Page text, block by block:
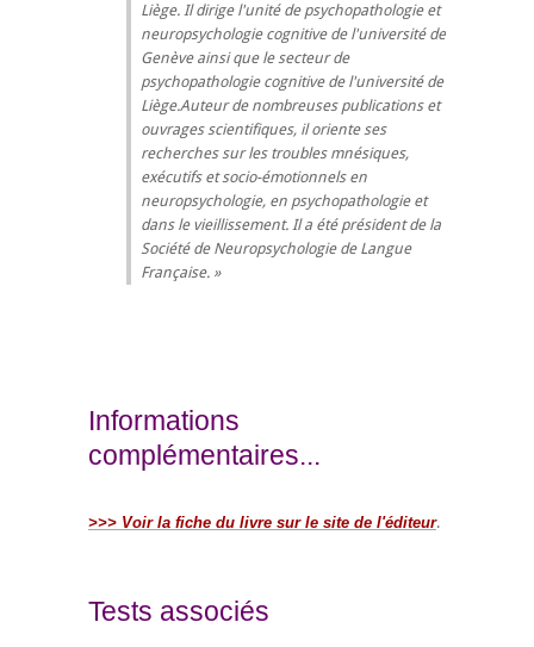
Liège. Il dirige l'unité de psychopathologie et
neuropsychologie cognitive de l'université de
Genève ainsi que le secteur de
psychopathologie cognitive de l'université de
Liège.Auteur de nombreuses publications et
ouvrages scientifiques, il oriente ses
recherches sur les troubles mnésiques,
exécutifs et socio-émotionnels en
neuropsychologie, en psychopathologie et
dans le vieillissement. Il a été président de la
Société de Neuropsychologie de Langue
Française.
Informations
complémentaires...
>>> Voir la fiche du livre sur le site de l'éditeur.
Tests associés